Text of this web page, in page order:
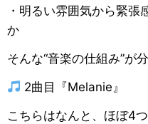
・明るい雰囲気から緊張
か
そんな“音楽の仕組み”が
2曲目『Melanie』
こちらはなんと、ほぼ4